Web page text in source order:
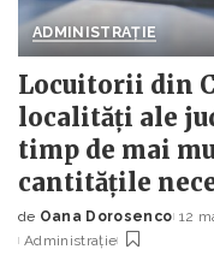
ADMINISTRAȚIE
Locuitorii din
localități ale
timp de mai
cantitățile
Posted
by
de Oana Dorosenco 12
Administrație